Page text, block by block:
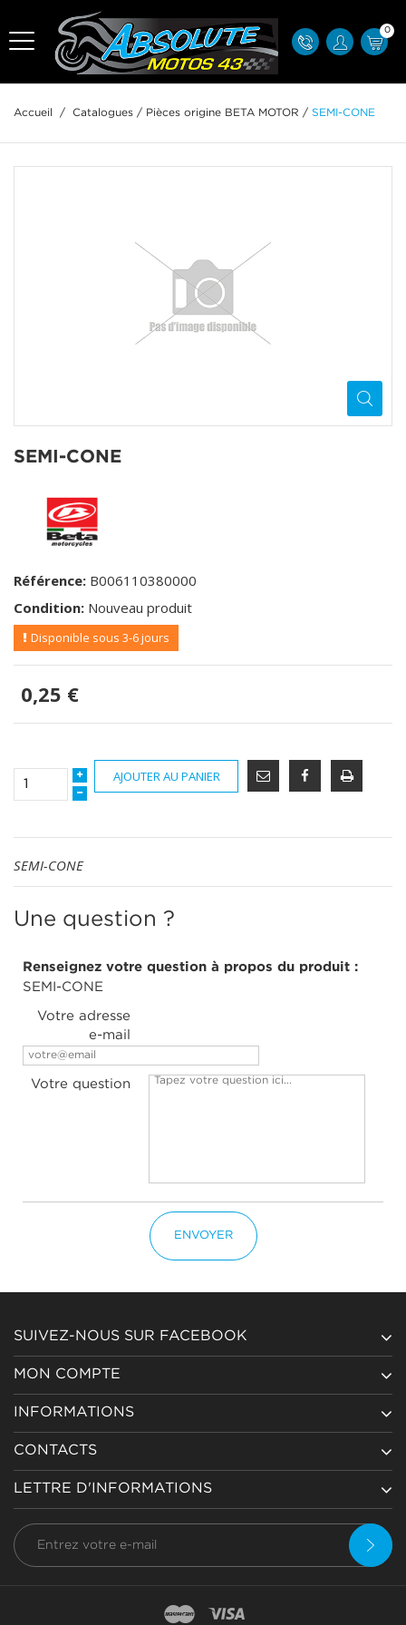
0
Accueil / Catalogues / Pièces origine BETA MOTOR / SEMI-CONE
SEMI-CONE
Référence: B006110380000
Condition: Nouveau produit
Disponible sous 3-6 jours
0,25 €
AJOUTER AU PANIER
SEMI-CONE
Une question ?
Renseignez votre question à propos du produit :
SEMI-CONE
Votre adresse
e-mail
Votre question
ENVOYER
SUIVEZ-NOUS SUR FACEBOOK
MON COMPTE
INFORMATIONS
CONTACTS
LETTRE D'INFORMATIONS